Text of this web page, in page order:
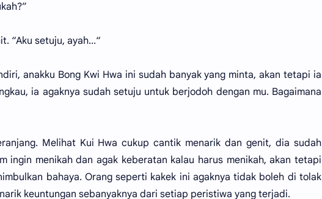
“Aku setuju, ayah...“
anakku Bong Kwi Hwa ini sudah banyak yang minta, akan tetapi ia
ia agaknya sudah setuju untuk berjodoh dengan mu. Bagaimana
Melihat Kui Hwa cukup cantik menarik dan genit, dia sudah
ingin menikah dan agak keberatan kalau harus menikah, akan tetapi
bahaya. Orang seperti kakek ini agaknya tidak boleh di tolak
keuntungan sebanyaknya dari setiap peristiwa yang terjadi.